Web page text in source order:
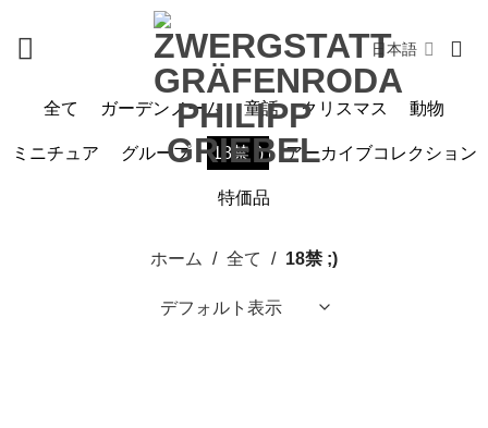
日本語
全て ガーデンノーム 童話 クリスマス 動物
ミニチュア グループ 18禁 ;) アーカイブコレクション
特価品
ホーム / 全て / 18禁 ;)